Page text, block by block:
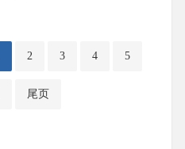
2 3 4 5
尾页